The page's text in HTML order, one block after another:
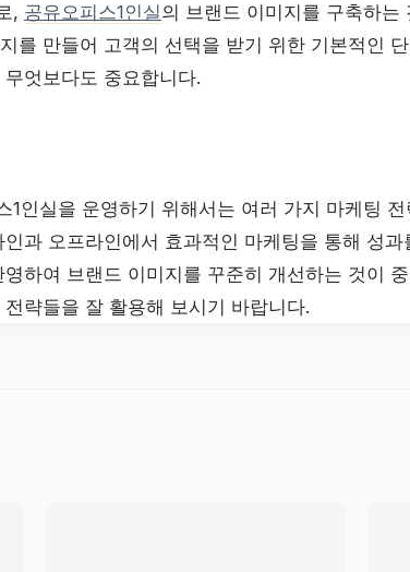
, 공유오피스1인실의 브랜드 이미지를 구축하는
를 만들어 고객의 선택을 받기 위한 기본적인
엇보다도 중요합니다.
1인실을 운영하기 위해서는 여러 가지 마케팅
과 오프라인에서 효과적인 마케팅을 통해 성
영하여 브랜드 이미지를 꾸준히 개선하는 것이
전략들을 잘 활용해 보시기 바랍니다.